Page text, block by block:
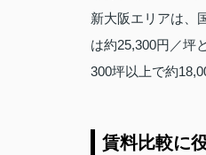
新大阪エリアは、
は約25,300円／坪
300坪以上で約
賃料比較に